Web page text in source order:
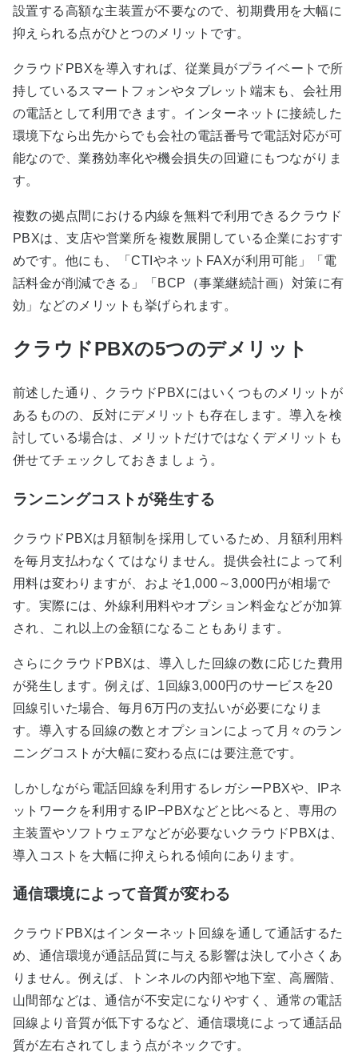
設置する高額な主装置が不要なので、初期費用を大幅に
抑えられる点がひとつのメリットです。
クラウドPBXを導入すれば、従業員がプライベートで所
持しているスマートフォンやタブレット端末も、会社用
の電話として利用できます。インターネットに接続した
環境下なら出先からでも会社の電話番号で電話対応が可
能なので、業務効率化や機会損失の回避にもつながりま
す。
複数の拠点間における内線を無料で利用できるクラウド
PBXは、支店や営業所を複数展開している企業におすす
めです。他にも、「CTIやネットFAXが利用可能」「電
話料金が削減できる」「BCP（事業継続計画）対策に有
効」などのメリットも挙げられます。
クラウドPBXの5つのデメリット
前述した通り、クラウドPBXにはいくつものメリットが
あるものの、反対にデメリットも存在します。導入を検
討している場合は、メリットだけではなくデメリットも
併せてチェックしておきましょう。
ランニングコストが発生する
クラウドPBXは月額制を採用しているため、月額利用料
を毎月支払わなくてはなりません。提供会社によって利
用料は変わりますが、およそ1,000～3,000円が相場で
す。実際には、外線利用料やオプション料金などが加算
され、これ以上の金額になることもあります。
さらにクラウドPBXは、導入した回線の数に応じた費用
が発生します。例えば、1回線3,000円のサービスを20
回線引いた場合、毎月6万円の支払いが必要になりま
す。導入する回線の数とオプションによって月々のラン
ニングコストが大幅に変わる点には要注意です。
しかしながら電話回線を利用するレガシーPBXや、IPネ
ットワークを利用するIP−PBXなどと比べると、専用の
主装置やソフトウェアなどが必要ないクラウドPBXは、
導入コストを大幅に抑えられる傾向にあります。
通信環境によって音質が変わる
クラウドPBXはインターネット回線を通して通話するた
め、通信環境が通話品質に与える影響は決して小さくあ
りません。例えば、トンネルの内部や地下室、高層階、
山間部などは、通信が不安定になりやすく、通常の電話
回線より音質が低下するなど、通信環境によって通話品
質が左右されてしまう点がネックです。